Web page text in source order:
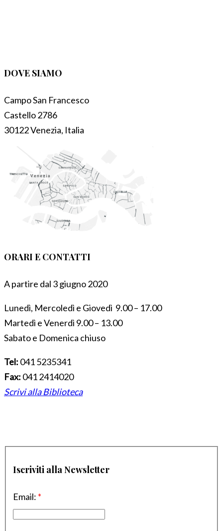
DOVE SIAMO
Campo San Francesco
Castello 2786
30122 Venezia, Italia
ORARI E CONTATTI
A partire dal 3 giugno 2020
Lunedì, Mercoledì e Giovedì 9.00 – 17.00
Martedì e Venerdì 9.00 – 13.00
Sabato e Domenica chiuso
Tel: 041 5235341
Fax: 041 2414020
Scrivi alla Biblioteca
Iscriviti alla Newsletter
Email: *